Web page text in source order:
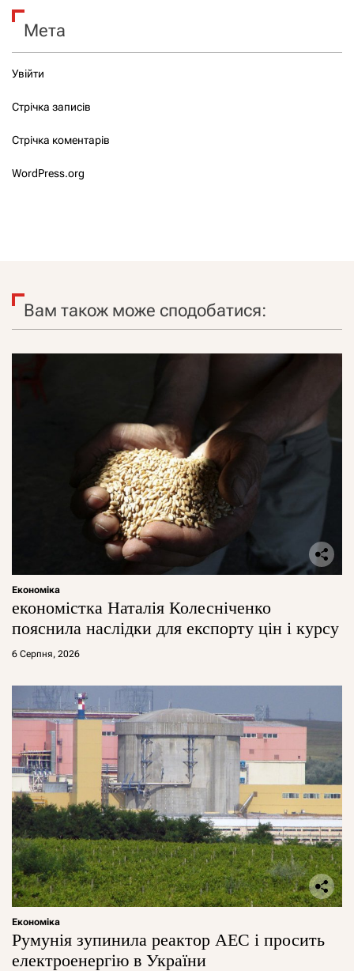
Мета
Увійти
Стрічка записів
Стрічка коментарів
WordPress.org
Вам також може сподобатися:
Економіка
економістка Наталія Колесніченко
пояснила наслідки для експорту цін і курсу
6 Серпня, 2026
Економіка
Румунія зупинила реактор АЕС і просить
електроенергію в України